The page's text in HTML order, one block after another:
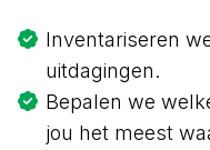
Inventariseren
uitdagingen.
Bepalen we
jou het meest